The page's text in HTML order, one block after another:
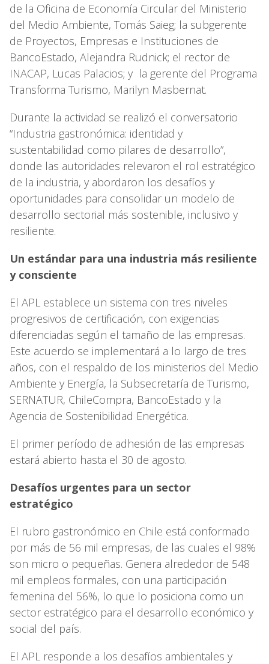
de la Oficina de Economía Circular del Ministerio
del Medio Ambiente, Tomás Saieg; la subgerente
de Proyectos, Empresas e Instituciones de
BancoEstado, Alejandra Rudnick; el rector de
INACAP, Lucas Palacios; y la gerente del Programa
Transforma Turismo, Marilyn Masbernat.
Durante la actividad se realizó el conversatorio
“Industria gastronómica: identidad y
sustentabilidad como pilares de desarrollo”,
donde las autoridades relevaron el rol estratégico
de la industria, y abordaron los desafíos y
oportunidades para consolidar un modelo de
desarrollo sectorial más sostenible, inclusivo y
resiliente.
Un estándar para una industria más resiliente
y consciente
El APL establece un sistema con tres niveles
progresivos de certificación, con exigencias
diferenciadas según el tamaño de las empresas.
Este acuerdo se implementará a lo largo de tres
años, con el respaldo de los ministerios del Medio
Ambiente y Energía, la Subsecretaría de Turismo,
SERNATUR, ChileCompra, BancoEstado y la
Agencia de Sostenibilidad Energética.
El primer período de adhesión de las empresas
estará abierto hasta el 30 de agosto.
Desafíos urgentes para un sector
estratégico
El rubro gastronómico en Chile está conformado
por más de 56 mil empresas, de las cuales el 98%
son micro o pequeñas. Genera alrededor de 548
mil empleos formales, con una participación
femenina del 56%, lo que lo posiciona como un
sector estratégico para el desarrollo económico y
social del país.
El APL responde a los desafíos ambientales y